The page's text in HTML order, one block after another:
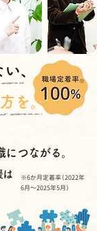
、
を。
※
つながる。
は
※6か月定着率（2022年
6月～2025年5月）